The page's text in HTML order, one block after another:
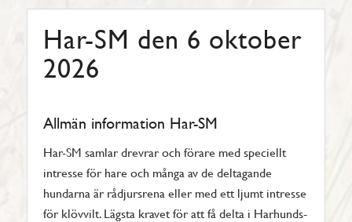
Har-SM den 6 oktober
2026
Allmän information Har-SM
Har-SM samlar drevrar och förare med speciellt
intresse för hare och många av de deltagande
hundarna är rådjursrena eller med ett ljumt intresse
för klövvilt. Lägsta kravet för att få delta i Harhunds-